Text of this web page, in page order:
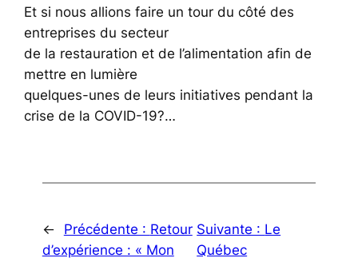
Et si nous allions faire un tour du côté des
entreprises du secteur
de la restauration et de l’alimentation afin de
mettre en lumière
quelques-unes de leurs initiatives pendant la
crise de la COVID-19?…
← Précédente : Retour
d’expérience : « Mon
Suivante : Le
Québec